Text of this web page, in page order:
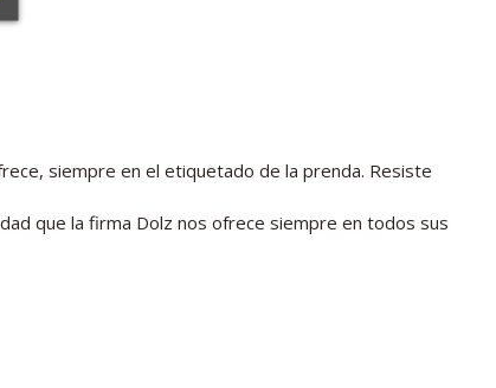
siempre en el etiquetado de la prenda. Resiste
que la firma Dolz nos ofrece siempre en todos sus